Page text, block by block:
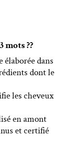
??
élaborée dans
dont le
les cheveux
en amont
et certifié